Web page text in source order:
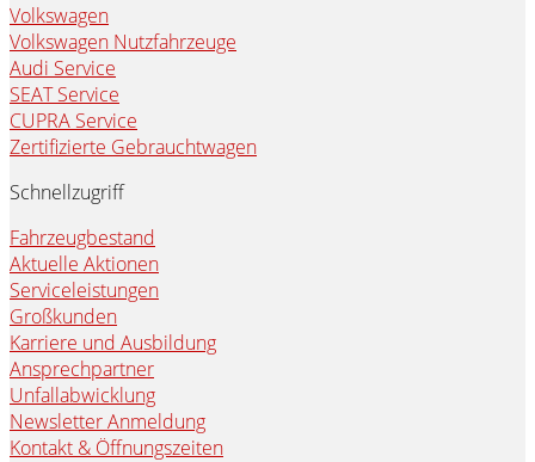
Volkswagen
Volkswagen Nutzfahrzeuge
Audi Service
SEAT Service
CUPRA Service
Zertifizierte Gebrauchtwagen
Schnellzugriff
Fahrzeugbestand
Aktuelle Aktionen
Serviceleistungen
Großkunden
Karriere und Ausbildung
Ansprechpartner
Unfallabwicklung
Newsletter Anmeldung
Kontakt & Öffnungszeiten